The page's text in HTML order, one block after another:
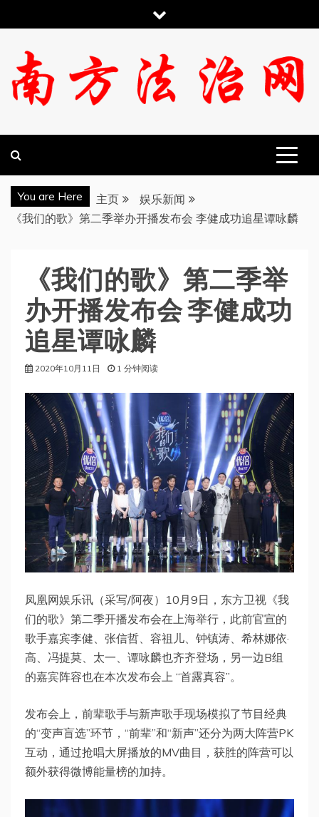
至
You are Here 主页
娱乐新闻
《我们的歌》第二季举办开播发布会 李健成功追星谭咏麟
《我们的歌》第二季举
办开播发布会 李健成功
追星谭咏麟
2020年10月11日 1 分钟阅读
凤凰网娱乐讯（采写/阿夜）10月9日，东方卫视《我
们的歌》第二季开播发布会在上海举行，此前官宣的
歌手嘉宾李健、张信哲、容祖儿、钟镇涛、希林娜依·
高、冯提莫、太一、谭咏麟也齐齐登场，另一边B组
的嘉宾阵容也在本次发布会上 “首露真容”。
发布会上，前辈歌手与新声歌手现场模拟了节目经典
的“变声盲选”环节，“前辈”和“新声”还分为两大阵营PK
互动，通过抢唱大屏播放的MV曲目，获胜的阵营可以
额外获得微博能量榜的加持。